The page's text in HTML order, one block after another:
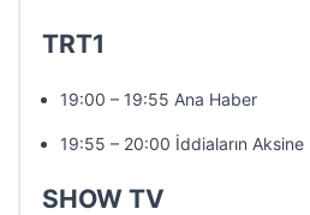
TRT1
19:00 – 19:55 Ana Haber
19:55 – 20:00 İddiaların Aksine
SHOW TV